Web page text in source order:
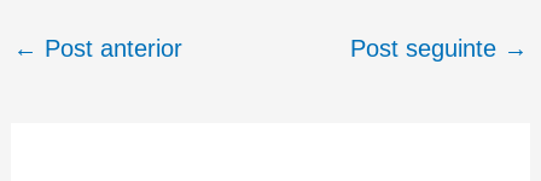
← Post anterior Post seguinte →